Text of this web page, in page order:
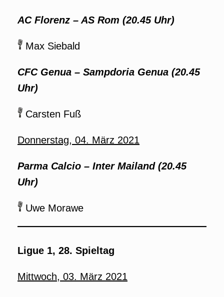
AC Florenz – AS Rom (20.45 Uhr)
Max Siebald
CFC Genua – Sampdoria Genua (20.45
Uhr)
Carsten Fuß
Donnerstag, 04. März 2021
Parma Calcio – Inter Mailand (20.45
Uhr)
Uwe Morawe
Ligue 1, 28. Spieltag
Mittwoch, 03. März 2021